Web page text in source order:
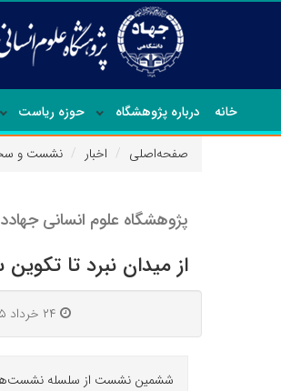
خانه درباره پژوهشگاه حوزه ریاست
صفحه‌اصلی اخبار نشست و
پژوهشگاه علوم انسانی
از میدان نبرد تا
۲۴ خرداد ۱۴۰۵ | ۱۰:۰۹
ششمین نشست از سلسله نشست‌های